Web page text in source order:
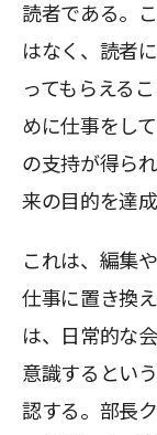
読者である。
はなく、読者
ってもらえる
めに仕事をし
の支持が得ら
来の目的を達
これは、編集
仕事に置き換
は、日常的な
意識するとい
認する。部長